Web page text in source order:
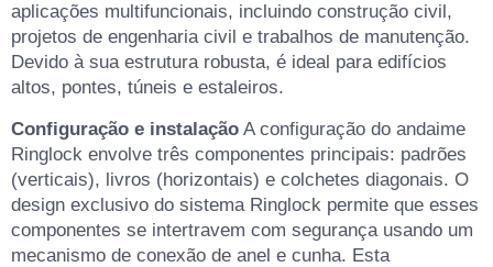
aplicações multifuncionais, incluindo construção civil,
projetos de engenharia civil e trabalhos de manutenção.
Devido à sua estrutura robusta, é ideal para edifícios
altos, pontes, túneis e estaleiros.
Configuração e instalação A configuração do andaime
Ringlock envolve três componentes principais: padrões
(verticais), livros (horizontais) e colchetes diagonais. O
design exclusivo do sistema Ringlock permite que esses
componentes se intertravem com segurança usando um
mecanismo de conexão de anel e cunha. Esta